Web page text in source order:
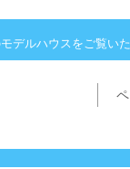
デルハウスをご覧いた